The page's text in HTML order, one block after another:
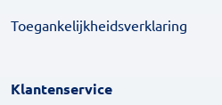
Toegankelijkheidsverklaring
Klantenservice